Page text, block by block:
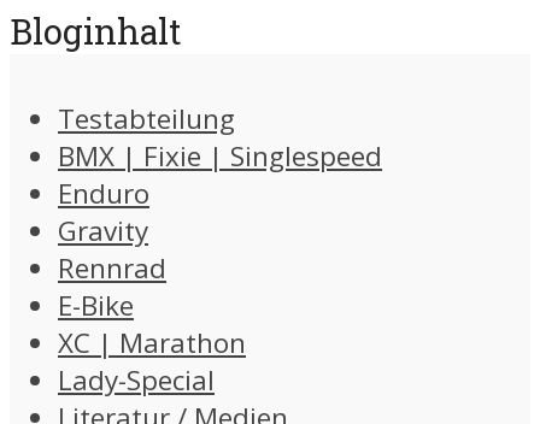
Bloginhalt
Testabteilung
BMX | Fixie | Singlespeed
Enduro
Gravity
Rennrad
E-Bike
XC | Marathon
Lady-Special